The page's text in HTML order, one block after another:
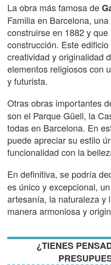
La obra más famosa de
Familia en Barcelona,
construirse en 1882 y
construcción. Este
creatividad y originalidad
elementos religiosos con
y futurista.
Otras obras importantes
son el Parque Güell, la
todas en Barcelona. En
puede apreciar su estilo
funcionalidad con la
En definitiva, se podría
es único y excepcional,
artesanía, la naturaleza y
manera armoniosa y
¿TIENES